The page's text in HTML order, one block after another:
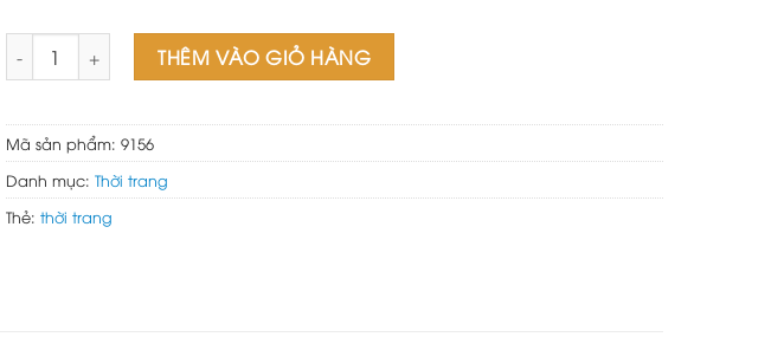
Theme wordpress bán giày thể thao số lượng
THÊM VÀO GIỎ HÀNG
Mã sản phẩm: 9156
Danh mục: Thời trang
Thẻ: thời trang